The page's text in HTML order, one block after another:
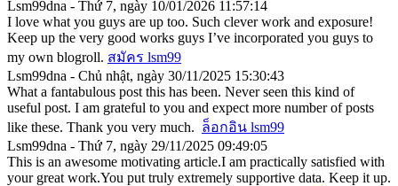
Lsm99dna - Thứ 7, ngày 10/01/2026 11:57:14
I love what you guys are up too. Such clever work and exposure!
Keep up the very good works guys I’ve incorporated you guys to
my own blogroll. สมัคร lsm99
Lsm99dna - Chủ nhật, ngày 30/11/2025 15:30:43
What a fantabulous post this has been. Never seen this kind of
useful post. I am grateful to you and expect more number of posts
like these. Thank you very much. ล็อกอิน lsm99
Lsm99dna - Thứ 7, ngày 29/11/2025 09:49:05
This is an awesome motivating article.I am practically satisfied with
your great work.You put truly extremely supportive data. Keep it up.